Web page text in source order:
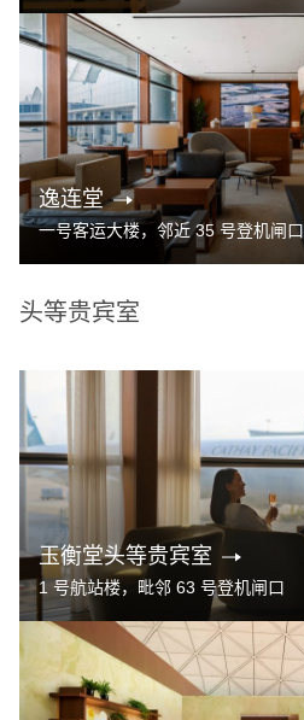
逸连堂
一号客运大楼，邻近 35 号登机闸口
头等贵宾室
玉衡堂头等贵宾室
1 号航站楼，毗邻 63 号登机闸口